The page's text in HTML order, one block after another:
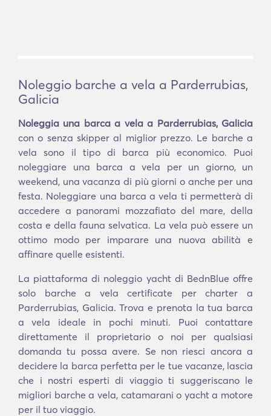
Noleggio barche a vela a Parderrubias,
Galicia
Noleggia una barca a vela a Parderrubias, Galicia
con o senza skipper al miglior prezzo. Le barche a
vela sono il tipo di barca più economico. Puoi
noleggiare una barca a vela per un giorno, un
weekend, una vacanza di più giorni o anche per una
festa. Noleggiare una barca a vela ti permetterà di
accedere a panorami mozzafiato del mare, della
costa e della fauna selvatica. La vela può essere un
ottimo modo per imparare una nuova abilità e
affinare quelle esistenti.
La piattaforma di noleggio yacht di BednBlue offre
solo barche a vela certificate per charter a
Parderrubias, Galicia. Trova e prenota la tua barca
a vela ideale in pochi minuti. Puoi contattare
direttamente il proprietario o noi per qualsiasi
domanda tu possa avere. Se non riesci ancora a
decidere la barca perfetta per le tue vacanze, lascia
che i nostri esperti di viaggio ti suggeriscano le
migliori barche a vela, catamarani o yacht a motore
per il tuo viaggio.